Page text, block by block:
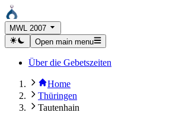
MWL 2007
Open main menu
Über die Gebetszeiten
Home
Thüringen
Tautenhain